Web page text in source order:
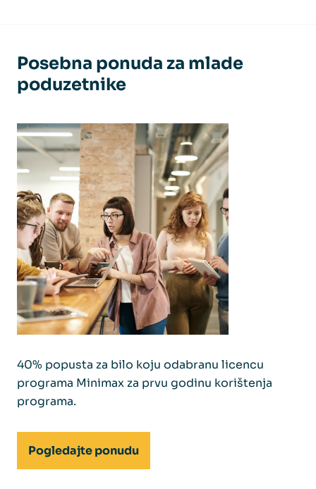
Posebna ponuda za mlade
poduzetnike
40% popusta za bilo koju odabranu licencu
programa Minimax za prvu godinu korištenja
programa.
Pogledajte ponudu